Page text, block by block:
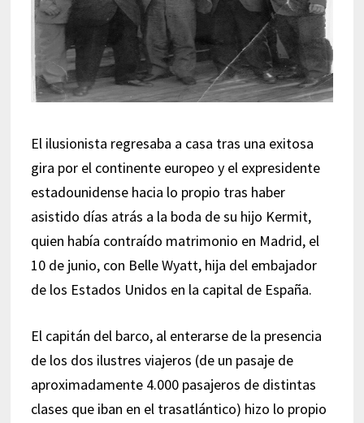
El ilusionista regresaba a casa tras una exitosa
gira por el continente europeo y el expresidente
estadounidense hacia lo propio tras haber
asistido días atrás a la boda de su hijo Kermit,
quien había contraído matrimonio en Madrid, el
10 de junio, con Belle Wyatt, hija del embajador
de los Estados Unidos en la capital de España.
El capitán del barco, al enterarse de la presencia
de los dos ilustres viajeros (de un pasaje de
aproximadamente 4.000 pasajeros de distintas
clases que iban en el trasatlántico) hizo lo propio